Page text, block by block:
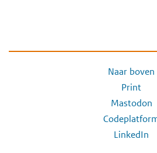
Naar boven
Print
Mastodon
LinkedIn